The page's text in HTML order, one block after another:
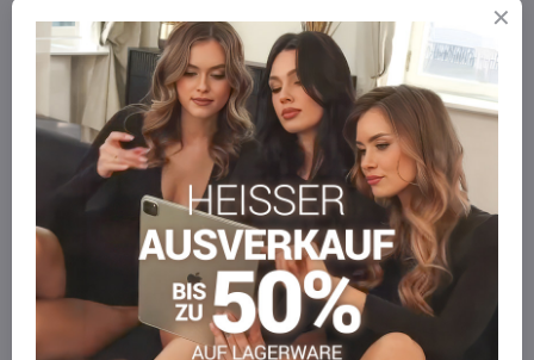
SICHERE ZAHLUNGEN
Gesicherte Online-Zahlungen
Ware auf Lager
Wir versenden sofort
Werden Sie Teil von everlady
Werden Sie Teil von everlady und genießen Sie einen5 %
Mitgliedervorteil
bei jedem Einkauf.
Der Vorteil wird automatisch im Warenkorb angewendet.
Möchten Sie mehr bestellen, als wir
auf Lager haben?